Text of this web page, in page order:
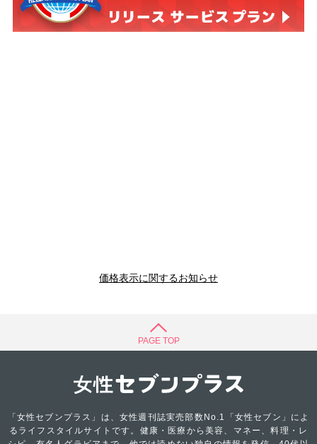
価格表示に関するお知らせ
PAGE TOP
「女性セブンプラス」は、女性週刊誌実売部数No.1「女性セブン」によ
るライフスタイルサイトです。健康・医療から美容、マネー、料理・レ